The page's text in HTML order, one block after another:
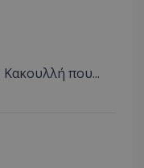
που...